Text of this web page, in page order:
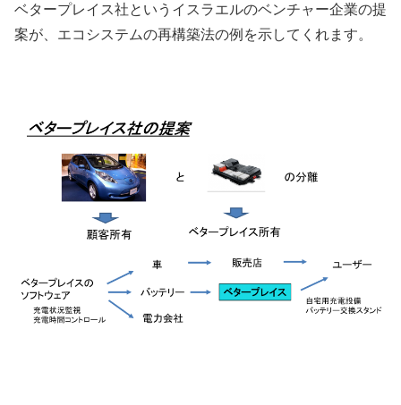
ベタープレイス社というイスラエルのベンチャー企業の提
案が、エコシステムの再構築法の例を示してくれます。